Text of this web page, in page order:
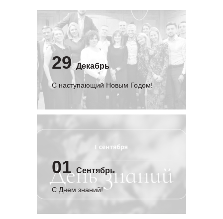
29 Декабрь
С наступающий Новым Годом!
01 Сентябрь
C Днем знаний!